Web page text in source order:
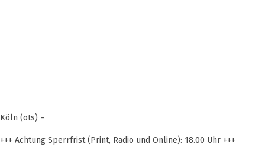
Köln (ots) –
+++ Achtung Sperrfrist (Print, Radio und Online): 18.00 Uhr +++